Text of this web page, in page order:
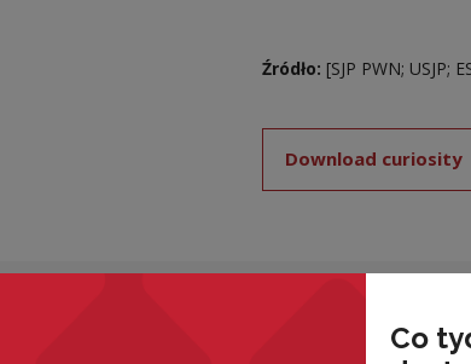
Źródło: [SJP PWN; USJP;
Download curiosity
Note,
Co